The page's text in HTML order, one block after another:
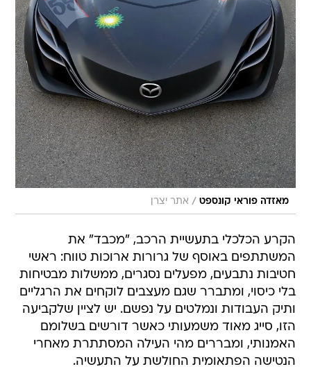
מאזדה פוראי קונספט / אתר יצרן
הקרע הכלכלי בתעשיית הרכב, "מכבד" את
המשתתפים באוסף של גרורות ארוכות טווח: ראשי
חטיבות נתבעים, מפעלים נסגרים, ממשלות מבטיחות
בלי כיסוי, ומתברר שגם מעצבים לוקחים את הרגליים
ותיק העבודות ונמלטים על נפשם. יש לציין שלקביעה
הזו, סייג מאוד משמעותי כאשר דורשים בשלומם
האמנותי, ומבררים מהי העילה המסתתרת מאחרי
הנטישה הפתאומית החולשת על התעשיה.